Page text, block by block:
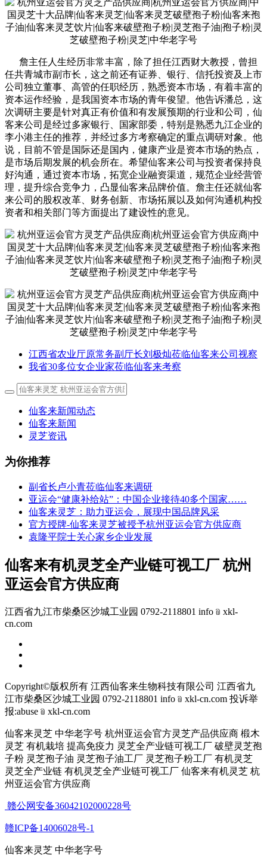
詹主任人生经历非常丰富，除了担任江西财大教授，曾担
任共青城市副市长，这之前还有证券、银行、信托投资及上市
公司独立董事、高管的任职经历，熟悉资本市场，有着丰富的
资本运作经验，是我国资本市场的青年俊望。他告诉潘总，这
次调研主要是针对真正有价值和有发展预期的行业和公司，仙
客来公司是经过多家银行、国家部委，特别是熟悉九江企业的
李小港主任的推荐，并经过多方考察确定的重点调研对象。他
说，目前不管是国际还是国内，健康产业是资本市场的热点，
是市场后期发展的机会所在。希望仙客来公司与投资者保持良
好沟通，通过资本市场，拓宽企业融资渠道，规范企业经营管
理，提升综合竞争力，凸显仙客来品牌价值。詹主任还就仙客
来公司的股权改革、财务创新、市场拓展以及如何沟通机构投
资者和相关部门等方面提出了建设性的意见。
江西省农业厅原常务副厅长刘极灿莅临仙客来公司视察
我省30多位女企业家莅临仙客来考察
仙客来新闻动态
仙客来新闻
灵芝资讯
为你推荐
副省长卢小青莅临仙客来调研
亚运会“健康补给站”：中国企业接待40多个国家……
仙客来灵芝：助力亚运会，展现中国品牌风采
官方授牌-仙客来灵芝被授予杭州亚运会官方供应商
袁隆平院士关心家乡企业发展
仙客来有机灵芝全产业链可视工厂 杭州
亚运会官方供应商
江西省九江市柴桑区沙城工业园 0792-2118801 info﹫xkl-
cn.com
Copyright©版权所有 江西仙客来生物科技有限公司 江西省九
江市柴桑区沙城工业园 0792-2118801 info﹫xkl-cn.com 投诉举
报:abuse﹫xkl-cn.com
仙客来灵芝 中华老字号 杭州亚运会官方灵芝产品供应商 椴木
灵芝 有机栽培 提高免疫力 灵芝全产业链可视工厂 破壁灵芝孢
子粉 灵芝孢子油 灵芝孢子油工厂 灵芝孢子粉工厂 有机灵芝
灵芝全产业链 有机灵芝全产业链可视工厂 仙客来有机灵芝 杭
州亚运会官方供应商
赣公网安备36042102000228号
赣ICP备14006028号-1
仙客来灵芝 中华老字号